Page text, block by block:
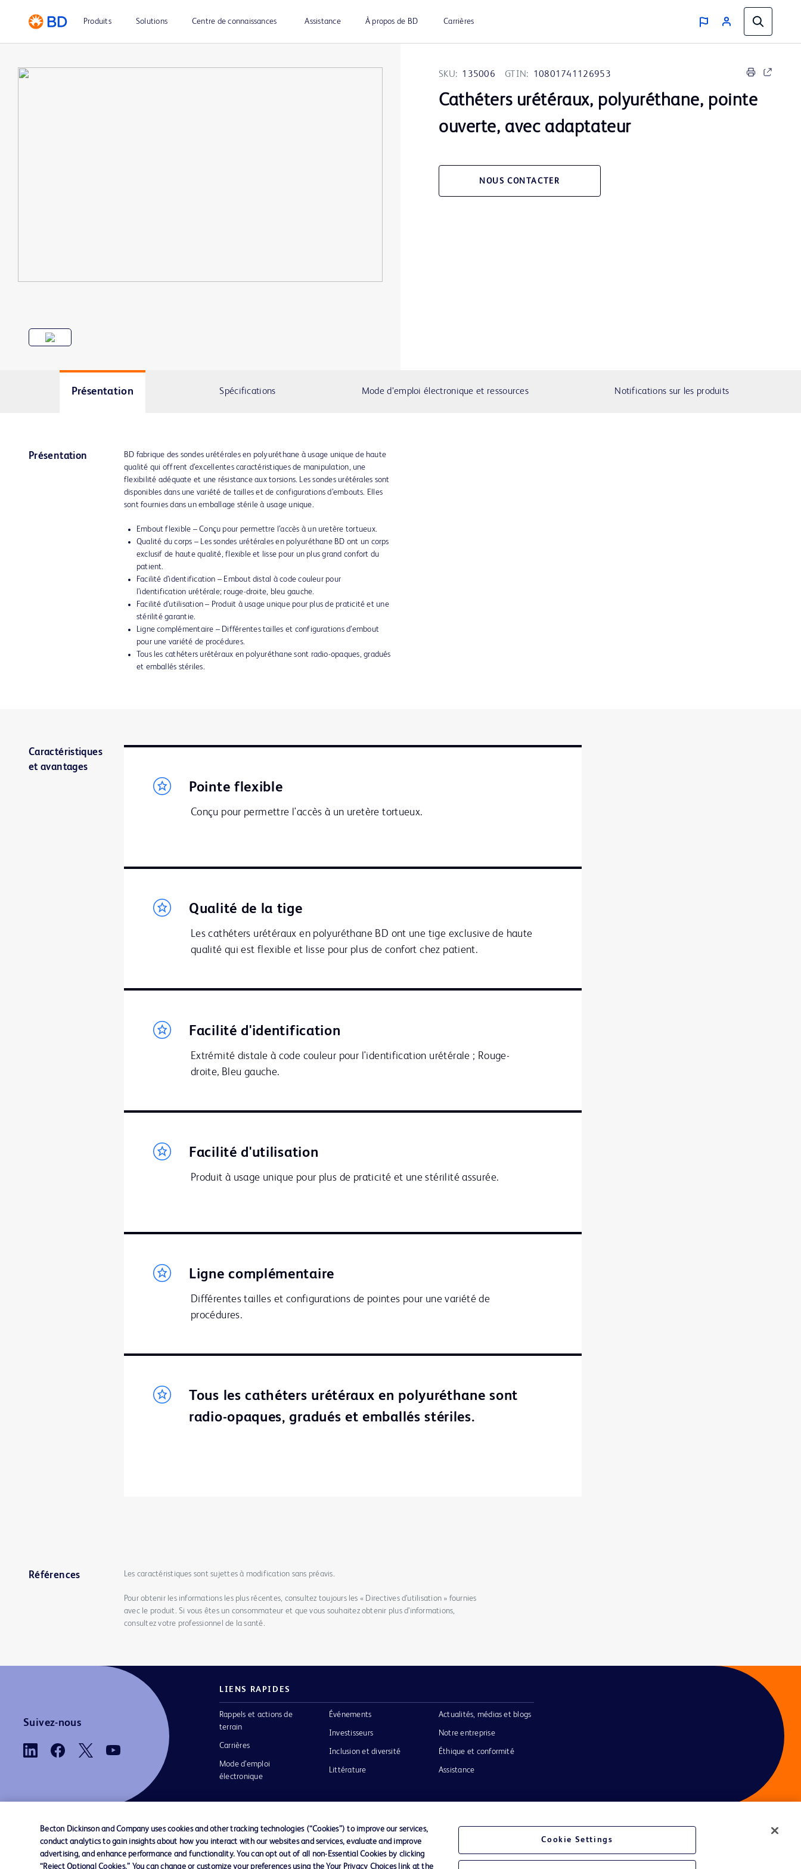
Produits Solutions Centre de connaissances Assistance À propos de BD Carrières
SKU: 135006 GTIN: 10801741126953
Cathéters urétéraux, polyuréthane, pointe
ouverte, avec adaptateur
NOUS CONTACTER
Présentation Spécifications Mode d’emploi électronique et ressources Notifications sur les produits
Présentation
BD fabrique des sondes urétérales en polyuréthane à usage unique de haute
qualité qui offrent d’excellentes caractéristiques de manipulation, une
flexibilité adéquate et une résistance aux torsions. Les sondes urétérales sont
disponibles dans une variété de tailles et de configurations d’embouts. Elles
sont fournies dans un emballage stérile à usage unique.
Embout flexible – Conçu pour permettre l’accès à un uretère tortueux.
Qualité du corps – Les sondes urétérales en polyuréthane BD ont un corps
exclusif de haute qualité, flexible et lisse pour un plus grand confort du
patient.
Facilité d’identification – Embout distal à code couleur pour
l’identification urétérale; rouge-droite, bleu gauche.
Facilité d’utilisation – Produit à usage unique pour plus de praticité et une
stérilité garantie.
Ligne complémentaire – Différentes tailles et configurations d’embout
pour une variété de procédures.
Tous les cathéters urétéraux en polyuréthane sont radio-opaques, gradués
et emballés stériles.
Caractéristiques
et avantages
Pointe flexible
Conçu pour permettre l'accès à un uretère tortueux.
Qualité de la tige
Les cathéters urétéraux en polyuréthane BD ont une tige exclusive de haute
qualité qui est flexible et lisse pour plus de confort chez patient.
Facilité d'identification
Extrémité distale à code couleur pour l'identification urétérale ; Rouge-
droite, Bleu gauche.
Facilité d'utilisation
Produit à usage unique pour plus de praticité et une stérilité assurée.
Ligne complémentaire
Différentes tailles et configurations de pointes pour une variété de
procédures.
Tous les cathéters urétéraux en polyuréthane sont
radio-opaques, gradués et emballés stériles.
Références Les caractéristiques sont sujettes à modification sans préavis.
Pour obtenir les informations les plus récentes, consultez toujours les « Directives d’utilisation » fournies
avec le produit. Si vous êtes un consommateur et que vous souhaitez obtenir plus d’informations,
consultez votre professionnel de la santé.
Suivez-nous
LIENS RAPIDES
Rappels et actions de
terrain
Carrières
Mode d’emploi
électronique
Événements
Investisseurs
Inclusion et diversité
Littérature
Actualités, médias et blogs
Notre entreprise
Éthique et conformité
Assistance
Nous contacter Préférences en matière de cookies Confidentialité Conditions d’utilisation
Becton Dickinson and Company uses cookies and other tracking technologies (“Cookies”) to improve our services,
conduct analytics to gain insights about how you interact with our websites and services, evaluate and improve
advertising, and enhance performance and functionality. You can opt out of all non-Essential Cookies by clicking
“Reject Optional Cookies.” You can change or customize your preferences using the Your Privacy Choices link at the
Cookie Settings